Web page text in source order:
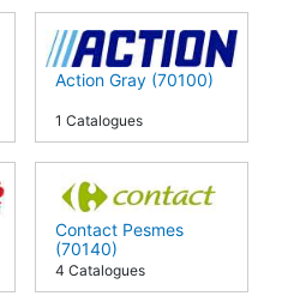
Action Gray (70100)
1 Catalogues
Contact Pesmes
(70140)
4 Catalogues